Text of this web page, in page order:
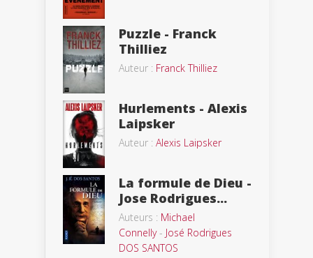
Puzzle - Franck
Thilliez
Auteur : Franck Thilliez
Hurlements - Alexis
Laipsker
Auteur : Alexis Laipsker
La formule de Dieu -
Jose Rodrigues...
Auteurs : Michael
Connelly- José Rodrigues
DOS SANTOS